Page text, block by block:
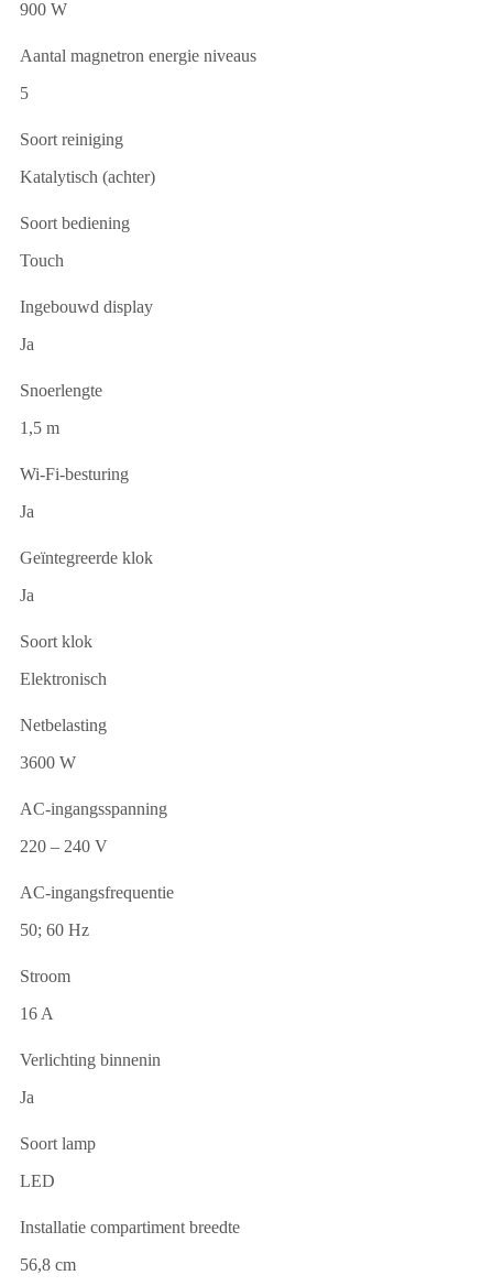
900 W
Aantal magnetron energie niveaus
5
Soort reiniging
Katalytisch (achter)
Soort bediening
Touch
Ingebouwd display
Ja
Snoerlengte
1,5 m
Wi-Fi-besturing
Ja
Geïntegreerde klok
Ja
Soort klok
Elektronisch
Netbelasting
3600 W
AC-ingangsspanning
220 – 240 V
AC-ingangsfrequentie
50; 60 Hz
Stroom
16 A
Verlichting binnenin
Ja
Soort lamp
LED
Installatie compartiment breedte
56,8 cm